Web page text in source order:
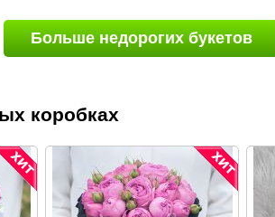
Больше недорогих букетов
коробках